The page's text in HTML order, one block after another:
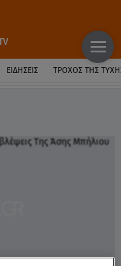
ΕΙΔΉΣΕΙΣ ΤΡΟΧΌΣ ΤΗΣ